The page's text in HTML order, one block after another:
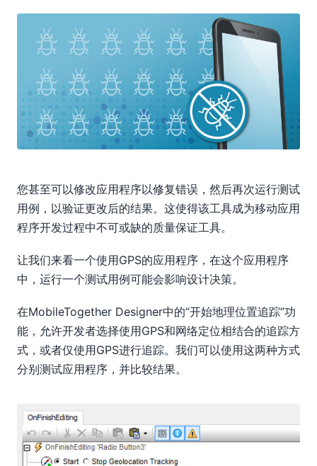
您甚至可以修改应用程序以修复错误，然后再次运行测试
用例，以验证更改后的结果。这使得该工具成为移动应用
程序开发过程中不可或缺的质量保证工具。
让我们来看一个使用GPS的应用程序，在这个应用程序
中，运行一个测试用例可能会影响设计决策。
在MobileTogether Designer中的“开始地理位置追踪”功
能，允许开发者选择使用GPS和网络定位相结合的追踪方
式，或者仅使用GPS进行追踪。我们可以使用这两种方式
分别测试应用程序，并比较结果。